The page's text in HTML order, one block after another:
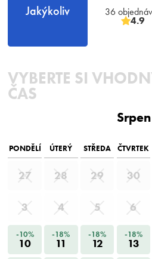
Jakýkoliv
36
4.9
VYBERTE SI
ČAS
Srpen
PONDĚLÍ ÚTERÝ STŘEDA ČTVRTEK
27 28 29 30
3 4 5 6
-10%
10
-18%
11
-18%
12
-18%
13